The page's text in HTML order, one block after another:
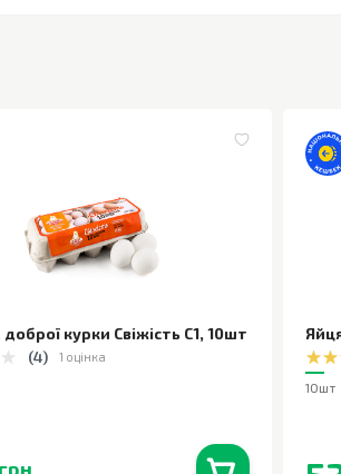
курки Свіжість С1, 10шт
(4) 1 оцінка
10шт